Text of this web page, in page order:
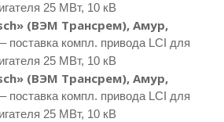
25 МВт, 10 кВ
(ВЭМ Трансрем), Амур,
– поставка компл. привода LCI для
25 МВт, 10 кВ
(ВЭМ Трансрем), Амур,
– поставка компл. привода LCI для
25 МВт, 10 кВ